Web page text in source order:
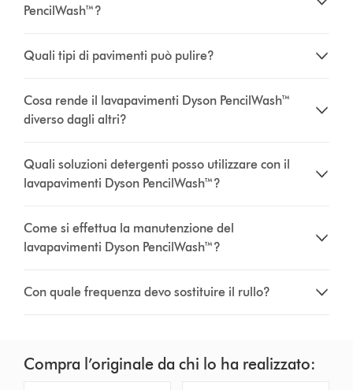
PencilWash™?
Quali tipi di pavimenti può pulire?
Cosa rende il lavapavimenti Dyson PencilWash™
diverso dagli altri?
Quali soluzioni detergenti posso utilizzare con il
lavapavimenti Dyson PencilWash™?
Come si effettua la manutenzione del
lavapavimenti Dyson PencilWash™?
Con quale frequenza devo sostituire il rullo?
Compra l’originale da chi lo ha realizzato: